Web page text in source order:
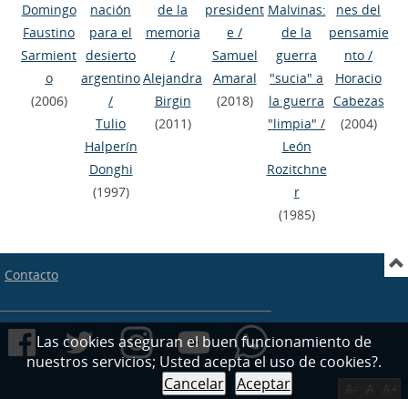
Domingo
Faustino
Sarmient
o
(2006)
nación
para el
desierto
argentino
/
Tulio
Halperín
Donghi
(1997)
de la
memoria
/
Alejandra
Birgin
(2011)
president
e /
Samuel
Amaral
(2018)
Malvinas:
de la
guerra
"sucia" a
la guerra
"limpia" /
León
Rozitchne
r
(1985)
nes del
pensamie
nto /
Horacio
Cabezas
(2004)
Contacto
Las cookies aseguran el buen funcionamiento de
nuestros servicios; Usted acepta el uso de cookies?.
Cancelar
Aceptar